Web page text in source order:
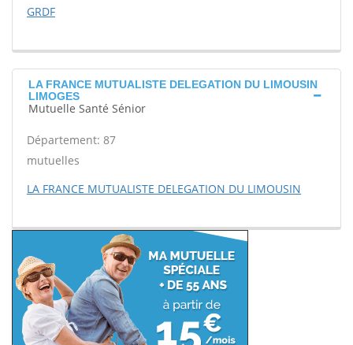
GRDF
LA FRANCE MUTUALISTE DELEGATION DU LIMOUSIN
LIMOGES
Mutuelle Santé Sénior
Département: 87
mutuelles
LA FRANCE MUTUALISTE DELEGATION DU LIMOUSIN